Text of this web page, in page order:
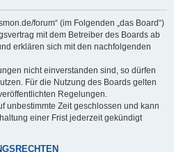
forum“ (im Folgenden „das Board“)
mit dem Betreiber des Boards ab
erklären sich mit den nachfolgenden
nicht einverstanden sind, so dürfen
Für die Nutzung des Boards gelten
Regelungen.
unbestimmte Zeit geschlossen und kann
einer Frist jederzeit gekündigt